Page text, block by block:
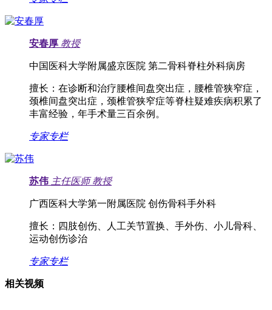
安春厚 教授
中国医科大学附属盛京医院 第二骨科脊柱外科病房
擅长： 在诊断和治疗腰椎间盘突出症，腰椎管狭窄症，
颈椎间盘突出症，颈椎管狭窄症等脊柱疑难疾病积累了
丰富经验，年手术量三百余例。
专家专栏
苏伟 主任医师 教授
广西医科大学第一附属医院 创伤骨科手外科
擅长： 四肢创伤、人工关节置换、手外伤、小儿骨科、
运动创伤诊治
专家专栏
相关视频